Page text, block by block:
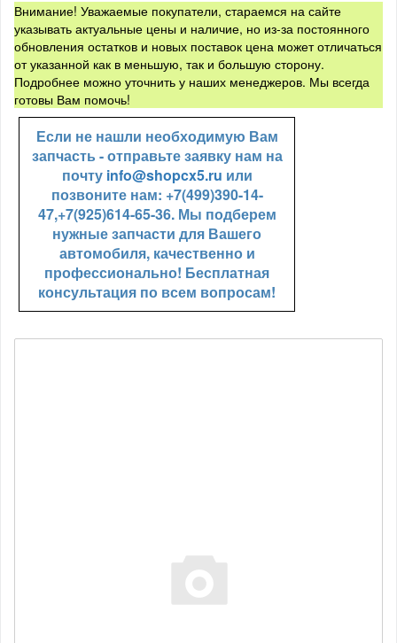
Внимание! Уважаемые покупатели, стараемся на сайте
указывать актуальные цены и наличие, но из-за постоянного
обновления остатков и новых поставок цена может отличаться
от указанной как в меньшую, так и большую сторону.
Подробнее можно уточнить у наших менеджеров. Мы всегда
готовы Вам помочь!
Если не нашли необходимую Вам
запчасть - отправьте заявку нам на
почту info@shopcx5.ru или
позвоните нам: +7(499)390-14-
47,+7(925)614-65-36. Мы подберем
нужные запчасти для Вашего
автомобиля, качественно и
профессионально! Бесплатная
консультация по всем вопросам!